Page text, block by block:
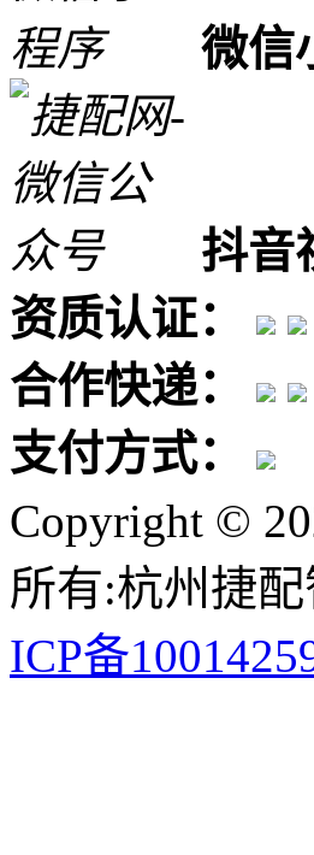
微信
抖音
资质认证：
合作快递：
支付方式：
Copyright ©
所有:杭州捷
ICP备